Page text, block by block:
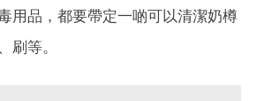
用品，都要帶定一啲可以清潔奶樽
刷等。